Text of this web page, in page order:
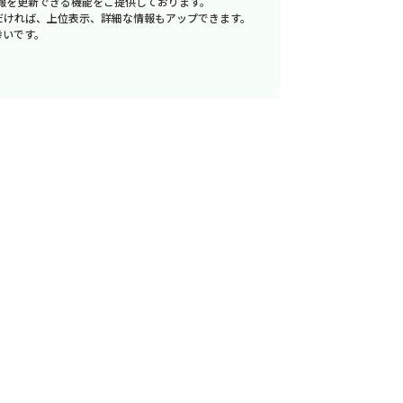
れば、上位表示、詳細な情報もアップできます。
です。